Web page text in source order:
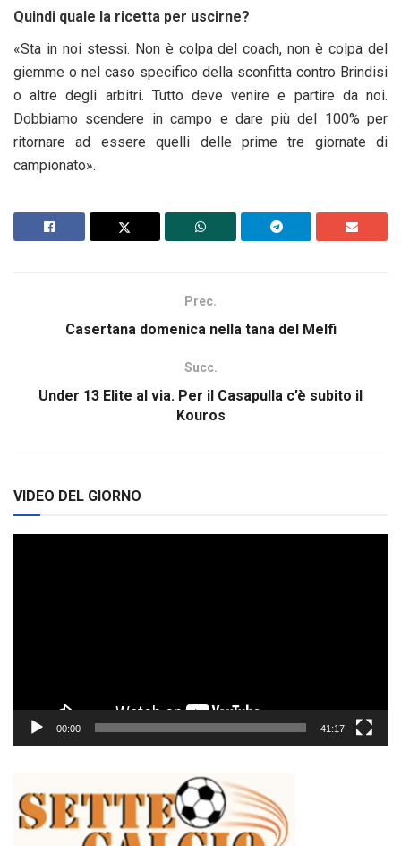
Quindi quale la ricetta per uscirne?
«Sta in noi stessi. Non è colpa del coach, non è colpa del
giemme o nel caso specifico della sconfitta contro Brindisi
o altre degli arbitri. Tutto deve venire e partire da noi.
Dobbiamo scendere in campo e dare più del 100% per
ritornare ad essere quelli delle prime tre giornate di
campionato».
Prec.
Casertana domenica nella tana del Melfi
Succ.
Under 13 Elite al via. Per il Casapulla c’è subito il
Kouros
VIDEO DEL GIORNO
00:00 41:17